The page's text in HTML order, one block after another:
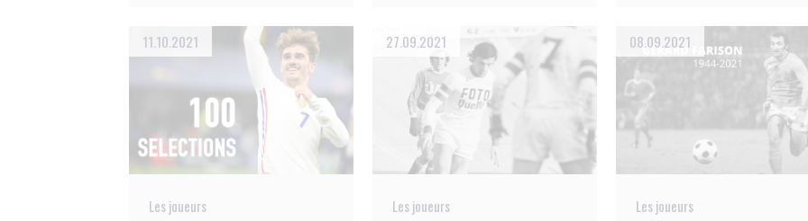
11.10.2021
Les joueurs
27.09.2021
Les joueurs
08.09.2021
Les joueurs